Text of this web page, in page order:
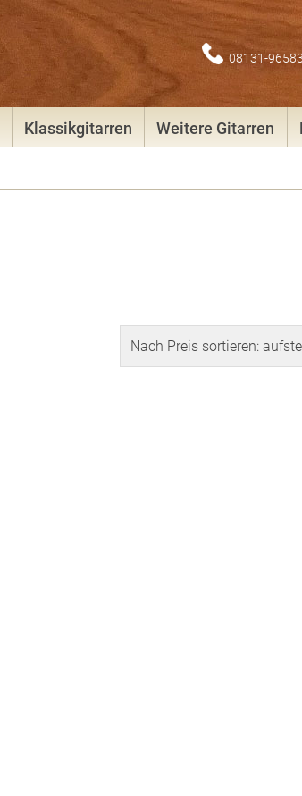
08131-96583
Klassikgitarren Weitere Gitarren